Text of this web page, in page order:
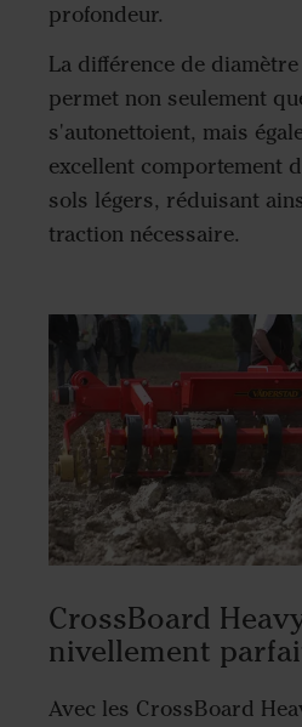
profondeur.
La différence de
permet non seulement
s'autonettoient, mais
excellent comportement
sols légers, réduisant
traction nécessaire.
CrossBoard
nivellement
Avec les CrossBoard